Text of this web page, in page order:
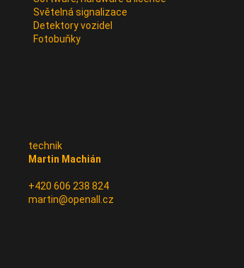
Světelná signalizace
Detektory vozidel
Fotobuňky
technik
Martin Machián
+420 606 238 824
martin@openall.cz